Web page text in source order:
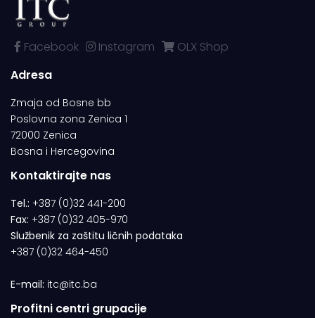
Facebook Instagram
OLX Shop
Adresa
Zmaja od Bosne bb
Poslovna zona Zenica 1
72000 Zenica
Bosna i Hercegovina
Kontaktirajte nas
Tel.: +387 (0)32 441-200
Fax: +387 (0)32 405-970
Službenik za zaštitu ličnih podataka
+387 (0)32 464-450
E-mail: itc@itc.ba
Profitni centri grupacije